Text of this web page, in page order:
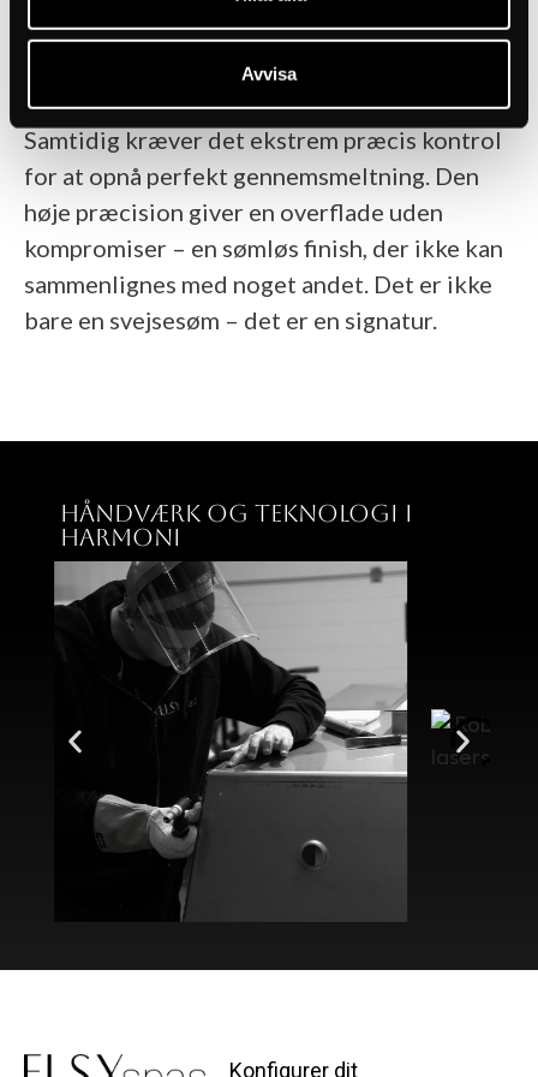
Avvisa
Lasersvejsning har en højere
varmekoncentration end traditionelle
metoder, hvilket gør svejsesømmen stærkere.
Samtidig kræver det ekstrem præcis kontrol
for at opnå perfekt gennemsmeltning. Den
høje præcision giver en overflade uden
kompromiser – en sømløs finish, der ikke kan
sammenlignes med noget andet. Det er ikke
bare en svejsesøm – det er en signatur.
Håndværk og teknologi i
harmoni
Konfigurer dit